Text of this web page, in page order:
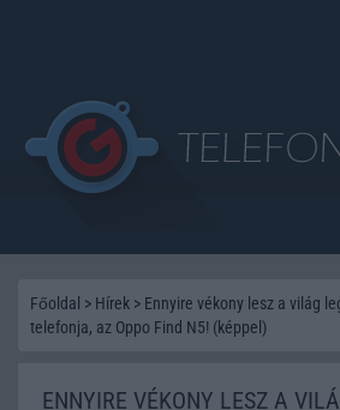
Főoldal > Hírek > Ennyire vékony lesz a világ
telefonja, az Oppo Find N5! (képpel)
ENNYIRE VÉKONY LESZ A